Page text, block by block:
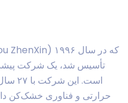
تأسیس شد، یک شرکت
است.